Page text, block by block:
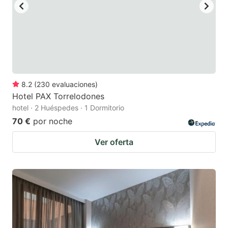
8.2 (230 evaluaciones)
Hotel PAX Torrelodones
hotel · 2 Huéspedes · 1 Dormitorio
70 € por noche
Ver oferta